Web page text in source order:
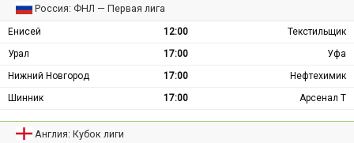
Россия: ФНЛ — Первая лига
Енисей 12:00
Текстильщик
Урал
17:00
Уфа
Нижний Новгород
17:00
Нефтехимик
Шинник
17:00 Арсенал Т
Англия: Кубок лиги